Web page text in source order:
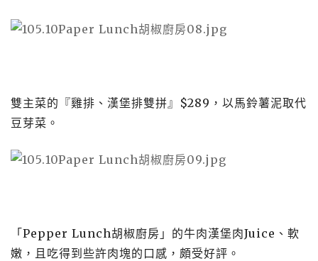
雙主菜的『雞排、漢堡排雙拼』$289，以馬鈴薯泥取代
豆芽菜。
「Pepper Lunch胡椒廚房」的牛肉漢堡肉Juice、軟
嫩，且吃得到些許肉塊的口感，頗受好評。